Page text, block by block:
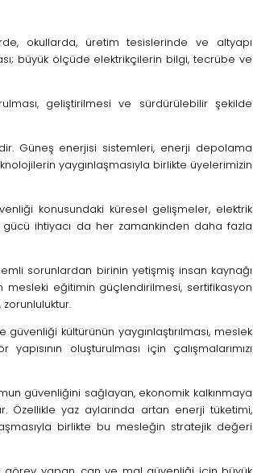
okullarda, üretim tesislerinde ve altyapı
büyük ölçüde elektrikçilerin bilgi, tecrübe ve
geliştirilmesi ve sürdürülebilir şekilde
Güneş enerjisi sistemleri, enerji depolama
yaygınlaşmasıyla birlikte üyelerimizin
konusundaki küresel gelişmeler, elektrik
gücü ihtiyacı da her zamankinden daha fazla
sorunlardan birinin yetişmiş insan kaynağı
eğitimin güçlendirilmesi, sertifikasyon
kültürünün yaygınlaştırılması, meslek
oluşturulması için çalışmalarımızı
güvenliğini sağlayan, ekonomik kalkınmaya
Özellikle yaz aylarında artan enerji tüketimi,
birlikte bu mesleğin stratejik değeri